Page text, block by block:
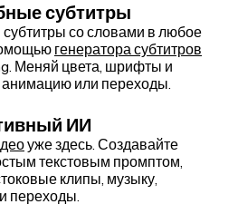
субтитры
со словами в любое
генератора субтитров
Меняй цвета, шрифты и
или переходы.
ИИ
уже здесь. Создавайте
текстовым промптом,
клипы, музыку,
переходы.